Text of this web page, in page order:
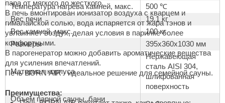
пара от мягкого до жесткого.
В печь вмонтирован ионизатор воздуха с кварцем и
гималайской солью, вода испаряется от жара тэнов и
увлажняет воздух, делая условия в парилке более
комфортными.
В парогенератор можно добавить ароматические вещества
для усиления впечатлений.
Печь BORN AIR - идеальное решение для семейной сауны.
Преимущества:
Температура нагрева камней, макс.
500 ℃
Вес печи
19,1 кг
Вес камней, макс.
100 кг
Размеры
395х360х1030 мм
Материал корпуса
Нержавеющая
сталь AISI 304,
шлифованная
поверхность
Объем парной сауны, бани